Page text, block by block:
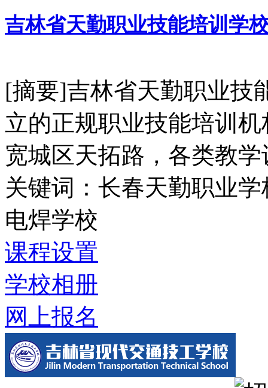
吉林省天勤职业技能培训学
[摘要]吉林省天勤职业技
立的正规职业技能培训
宽城区天拓路，各类教
关键词：长春天勤职业
电焊学校
课程设置
学校相册
网上报名